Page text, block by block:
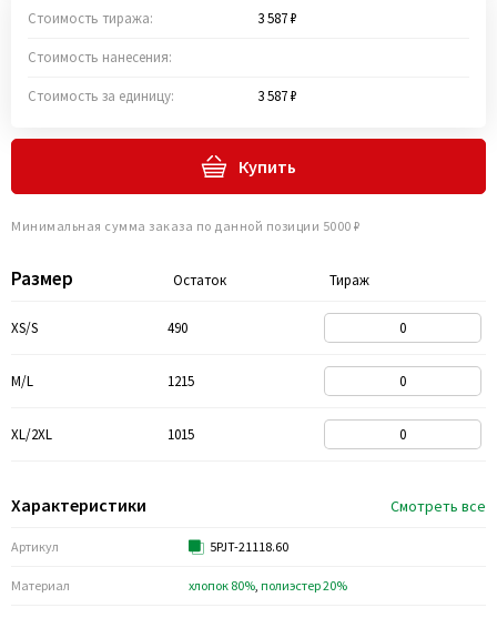
Размер Остаток Тираж
XS/S 490
M/L 1215
XL/2XL 1015
Характеристики Смотреть все
Артикул 5PJT-21118.60
Материал хлопок 80%, полиэстер 20%
Стоимость тиража: 3 587 ₽
Стоимость нанесения:
Стоимость за единицу: 3 587 ₽
Купить
Минимальная сумма заказа по данной позиции 5000 ₽